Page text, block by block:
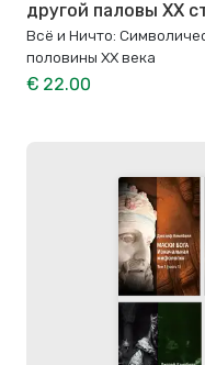
другой паловы XX
Всё и Ничто:
половины XX века
€ 22.00